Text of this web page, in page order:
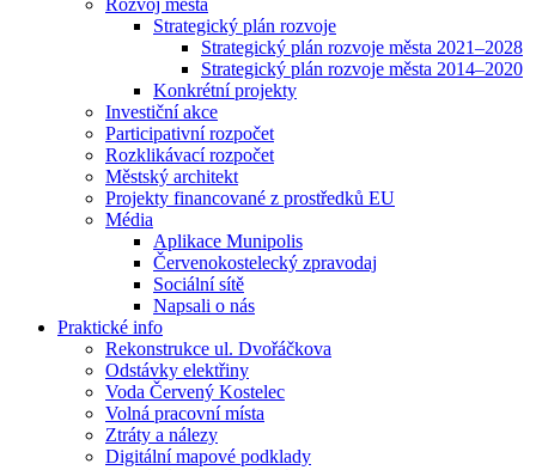
Rozvoj města
Strategický plán rozvoje
Strategický plán rozvoje města 2021–2028
Strategický plán rozvoje města 2014–2020
Konkrétní projekty
Investiční akce
Participativní rozpočet
Rozklikávací rozpočet
Městský architekt
Projekty financované z prostředků EU
Média
Aplikace Munipolis
Červenokostelecký zpravodaj
Sociální sítě
Napsali o nás
Praktické info
Rekonstrukce ul. Dvořáčkova
Odstávky elektřiny
Voda Červený Kostelec
Volná pracovní místa
Ztráty a nálezy
Digitální mapové podklady